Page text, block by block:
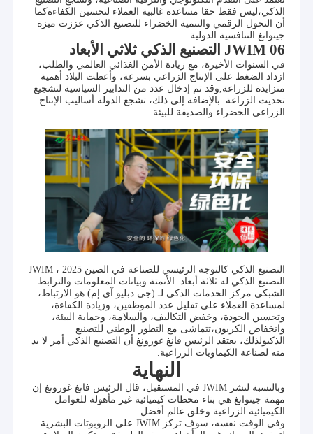
آلة السد التلقائي
آلة تعبئة الأكياس الجاهزة
آلة تعبئة الأكياس الأفقية
آلة لصق الملصقات الأوتوماتيكية
آلة تغليف الكرتون
خط تعبئة الأكياس
آلة تعبئة وختم الأكياس الأوتوماتيكية
آلة تعبئة السوائل الأوتوماتيكية
آلة تعبئة السوائل الحجمية
آلة تعبئة الأسمدة السائلة
آلة تعبئة الأدوية البيطرية
آلة تركيب العلبة
الذكي،ليس فقط حقا مساعدة غالبية العملاء لتحسين الكفاءةكما
أن التحول الرقمي والتنمية الخضراء للتصنيع الذكي عززت ميزة
جينوانغ التنافسية الدولية.
06 JWIM التصنيع الذكي ثلاثي الأبعاد
في السنوات الأخيرة، مع زيادة الأمن الغذائي العالمي والطلب،
ازداد الضغط على الإنتاج الزراعي بسرعة، وأعطت البلاد أهمية
متزايدة للزراعة,وقد تم إدخال عدد من التدابير السياسية لتشجيع
تحديث الزراعة. بالإضافة إلى ذلك، تشجع الدولة أساليب الإنتاج
الزراعي الخضراء والصديقة للبيئة.
التصنيع الذكي كالتوجه الرئيسي للصناعة في الصين 2025 ، JWIM
التصنيع الذكي له ثلاثة أبعاد: الأتمتة وبيانات المعلومات والترابط
الشبكي.مركز الخدمات الذكي لـ (جي دبليو آي إم) هو الارتباط،
لمساعدة العملاء على تقليل عدد الموظفين، وزيادة الكفاءة،
وتحسين الجودة، وخفض التكاليف، والسلامة، وحماية البيئة،
وانخفاض الكربون،تتماشى مع التطور الوطني للتصنيع
الذكيولذلك، يعتقد الرئيس فانغ غورونغ أن التصنيع الذكي أمر لا بد
منه لصناعة الكيماويات الزراعية.
النهاية
وبالنسبة لنشر JWIM في المستقبل، قال الرئيس فانغ غورونغ إن
مهمة جينوانغ هي بناء محطات كيميائية غير مأهولة للعوامل
الكيميائية الزراعية وخلق عالم أفضل.
وفي الوقت نفسه، سوف تركز JWIM على الروبوتات البشرية
قواعد السلوك الأساسية: 1. العميل أولاً؛ 2. الابتكار المستمر؛ 3. العمليات
المنسقة؛ 4. الوفاء بالوعود؛ 5. التفاصيل هي الملك؛ 6. البيانات تتحدث.
المساهمة في المجتمع.